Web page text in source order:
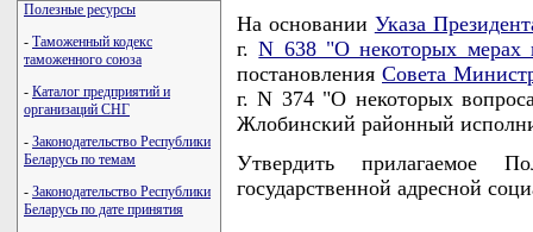
Полезные ресурсы
- Таможенный кодекс
таможенного союза
- Каталог предприятий и
организаций СНГ
- Законодательство Республики
Беларусь по темам
- Законодательство Республики
Беларусь по дате принятия
На основании Указа
г.N 638 "О некоторых мерах
постановления Совета
г. N 374 "О некоторых
Жлобинский районный
Утвердить прилагаемое
государственной адресной